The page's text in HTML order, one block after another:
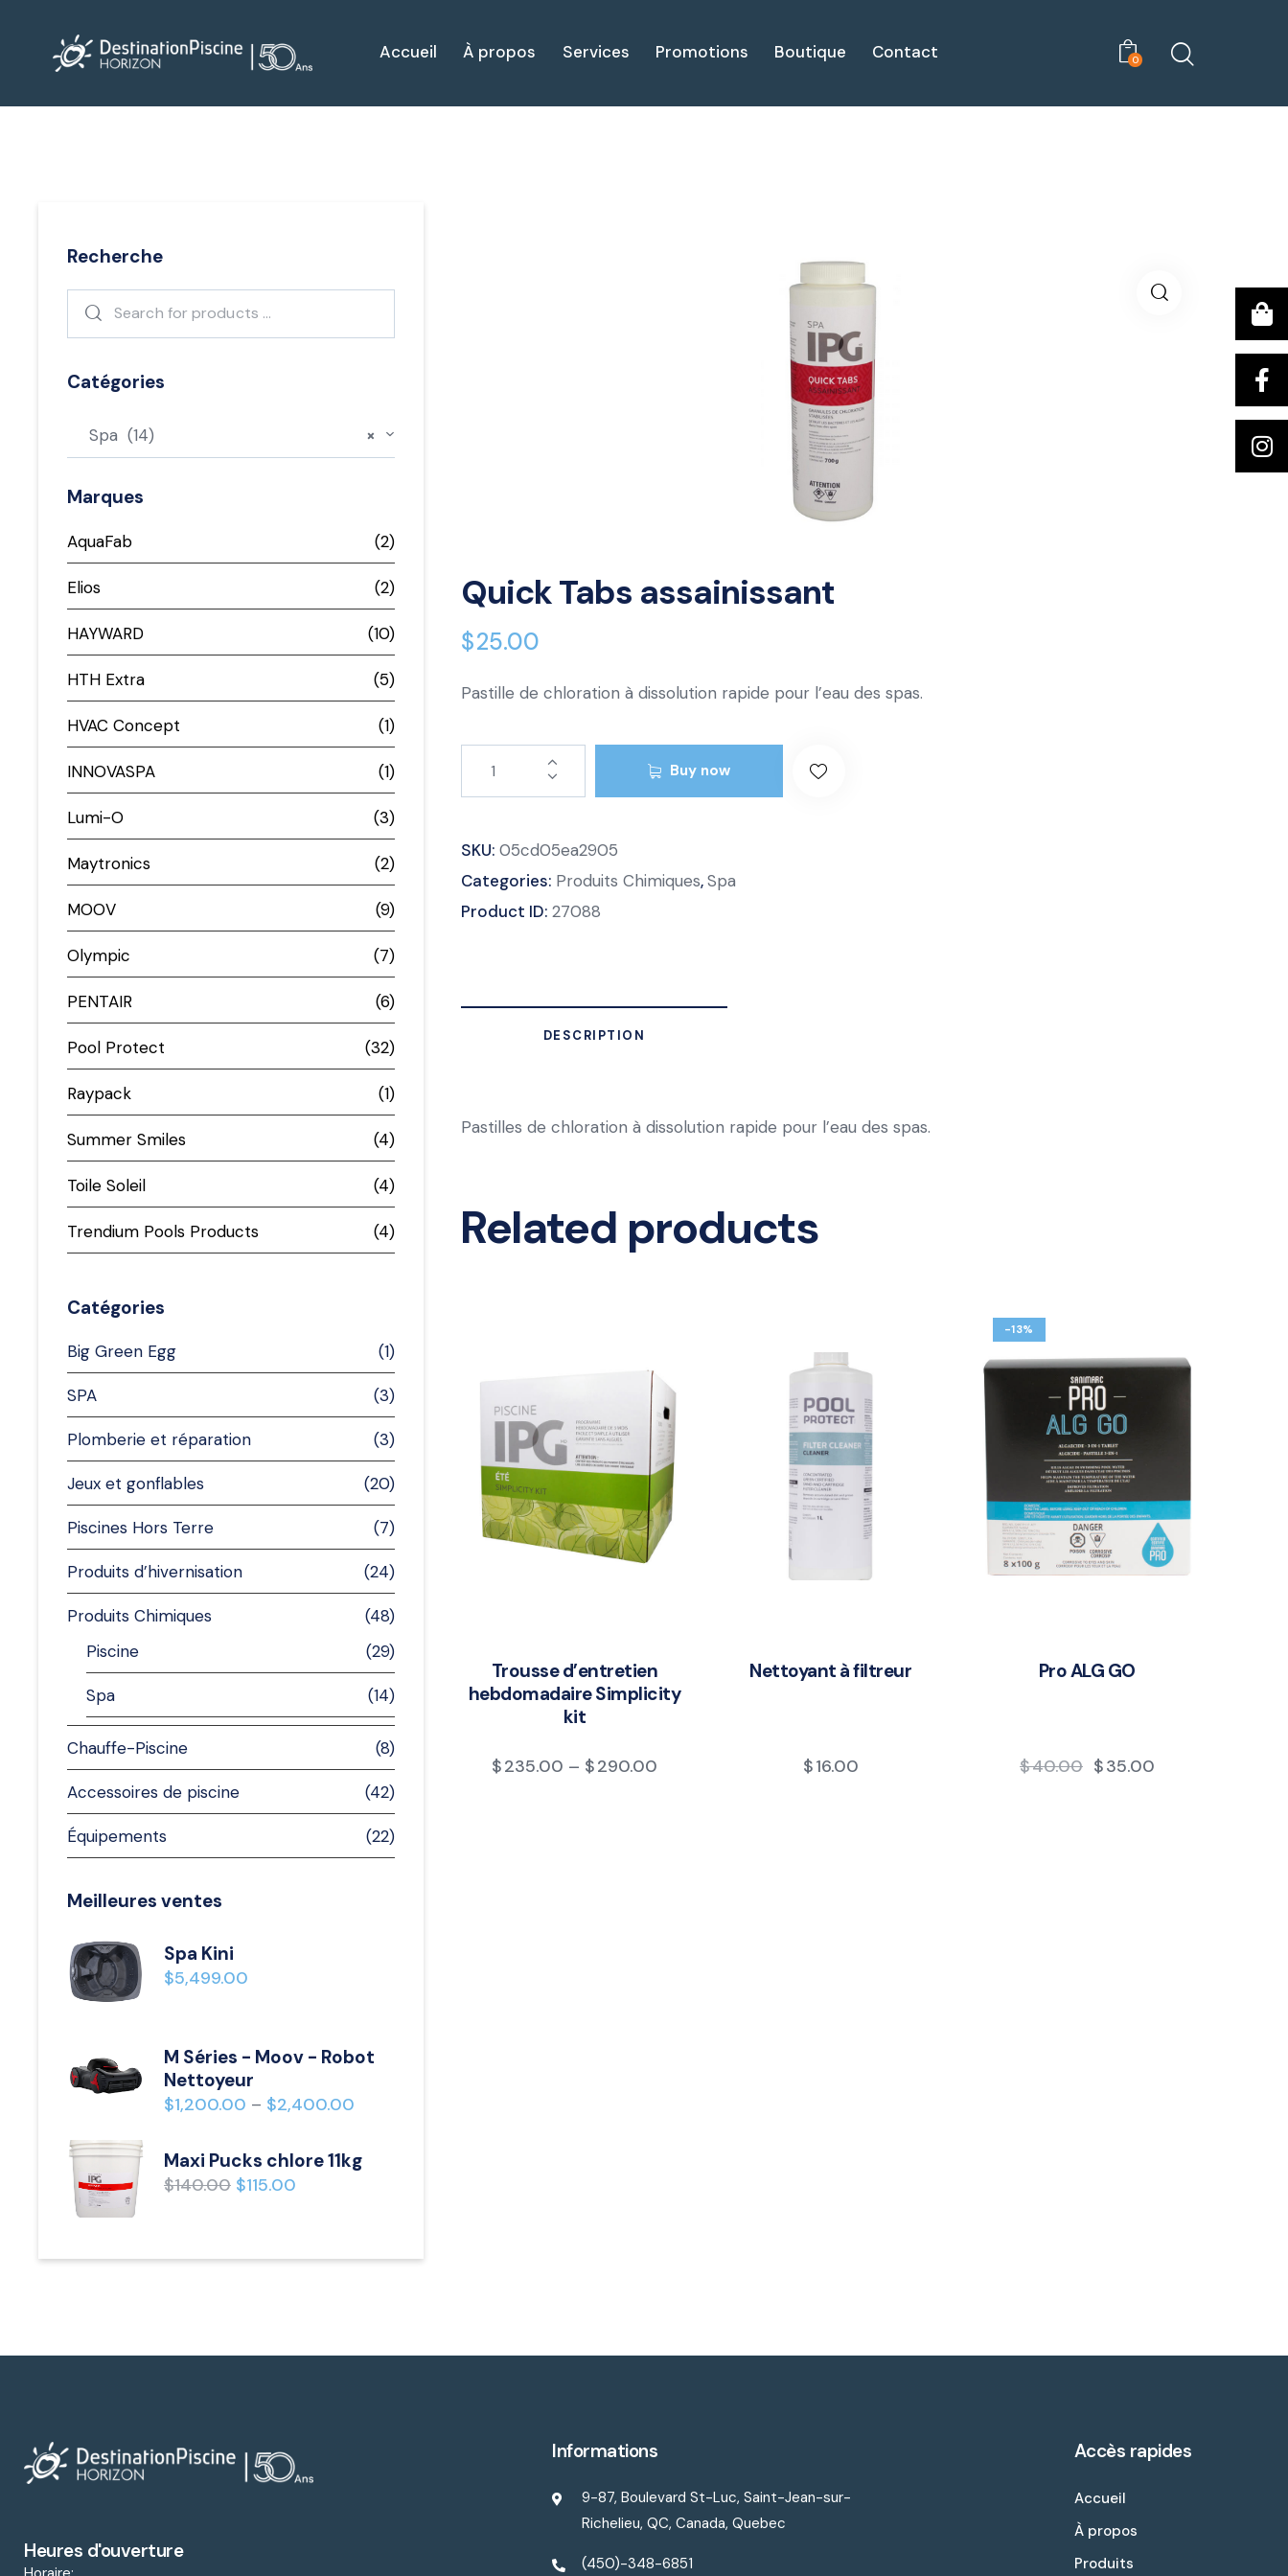
Accueil À propos Services Promotions Boutique Contact 0
Quick Tabs assainissant
$25.00
Pastille de chloration à dissolution rapide pour l’eau des spas.
Buy now
SKU: 05cd05ea2905
Categories: Produits Chimiques,Spa
Product ID: 27088
DESCRIPTION
Pastilles de chloration à dissolution rapide pour l’eau des spas.
Related products
Trousse d’entretien
hebdomadaire Simplicity
kit
$235.00 – $290.00
Nettoyant à filtreur
$16.00
-13%
Pro ALG GO
$40.00 $35.00
Recherche
Catégories
×
Spa (14)
Marques
AquaFab (2)
Elios (2)
HAYWARD (10)
HTH Extra (5)
HVAC Concept (1)
INNOVASPA (1)
Lumi-O (3)
Maytronics (2)
MOOV (9)
Olympic (7)
PENTAIR (6)
Pool Protect (32)
Raypack (1)
Summer Smiles (4)
Toile Soleil (4)
Trendium Pools Products (4)
Catégories
Big Green Egg (1)
SPA (3)
Plomberie et réparation (3)
Jeux et gonflables (20)
Piscines Hors Terre (7)
Produits d’hivernisation (24)
Produits Chimiques
(48)
Piscine
(29)
Spa (14)
Chauffe-Piscine (8)
Accessoires de piscine (42)
Équipements (22)
Meilleures ventes
Spa Kini
$5,499.00
M Séries - Moov - Robot
Nettoyeur
$1,200.00 – $2,400.00
Maxi Pucks chlore 11kg
$140.00 $115.00
Heures d'ouverture
Informations
9-87, Boulevard St-Luc, Saint-Jean-sur-
Richelieu, QC, Canada, Quebec
(450)-348-6851
Accès rapides
Accueil
À propos
Produits